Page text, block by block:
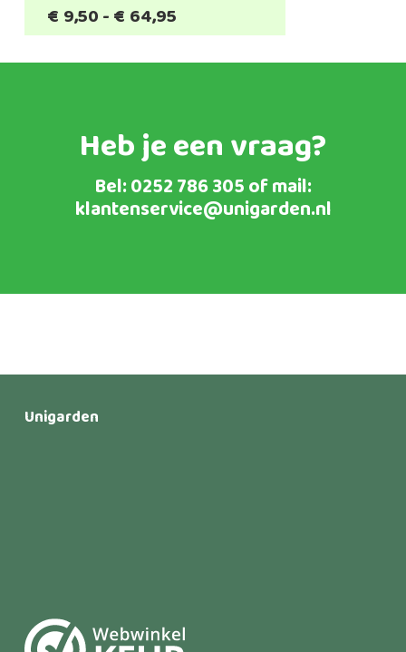
€ 9,50-€ 64,95Prijsklasse:
€9,50
tot
Heb je een vraag?
Bel:0252 786 305of mail:
klantenservice@unigarden.nl
Unigarden